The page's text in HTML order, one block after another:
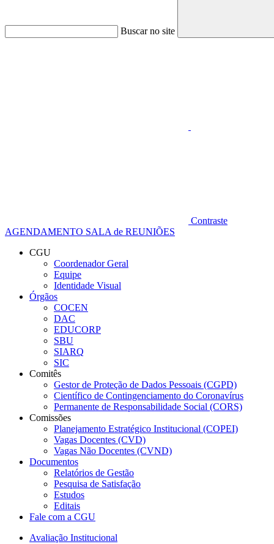
Buscar no site
Contraste
AGENDAMENTO SALA de REUNIÕES
CGU
Coordenador Geral
Equipe
Identidade Visual
Órgãos
COCEN
DAC
EDUCORP
SBU
SIARQ
SIC
Comitês
Gestor de Proteção de Dados Pessoais (CGPD)
Científico de Contingenciamento do Coronavírus
Permanente de Responsabilidade Social (CORS)
Comissões
Planejamento Estratégico Institucional (COPEI)
Vagas Docentes (CVD)
Vagas Não Docentes (CVND)
Documentos
Relatórios de Gestão
Pesquisa de Satisfação
Estudos
Editais
Fale com a CGU
Avaliação Institucional